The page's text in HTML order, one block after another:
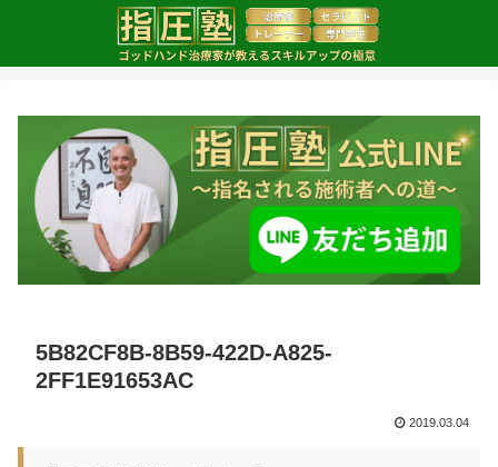
5B82CF8B-8B59-422D-A825-
2FF1E91653AC
2019.03.04